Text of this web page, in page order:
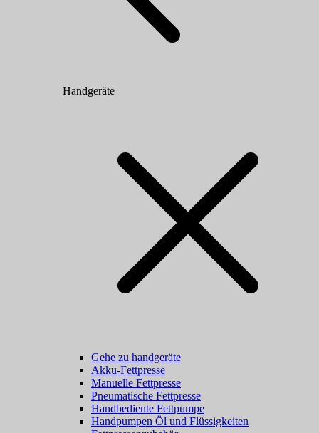
Handgeräte
Gehe zu handgeräte
Akku-Fettpresse
Manuelle Fettpresse
Pneumatische Fettpresse
Handbediente Fettpumpe
Handpumpen Öl und Flüssigkeiten